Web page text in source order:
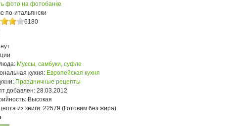
фото на фотобанке
по-итальянски
6180
Муссы, самбуки, суфле
кухня: Европейская кухня
Праздничные рецепты
добавлен: 28.03.2012
Высокая
из книги: 22579 (Готовим без жира)